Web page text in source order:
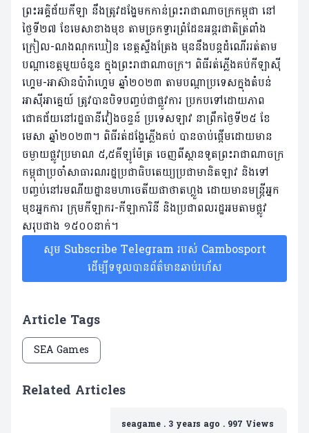
ព្រះអគ្គិជ័យកីឡា នឹងត្រូវដង្ហែមកកាន់ព្រះរាជាណាចក្រកម្ពុជា នៅ
ថ្ងៃទី២៧ ខែមេសាខាងមុខ តាមច្រកទ្វារព្រំដែនអន្តរជាតិត្រពាំង
ក្រៀល-ណងណុកឃៀន ខេត្តស្ទឹងត្រែង មុននឹងបន្តដំណើររត់តាម
បណ្ដាខេត្តមួយចំនួន ក្នុងព្រះរាជាណាចក្រ។ ពិធីរត់ភ្លើងគប់កីឡាស៊ី
ហ្គេម-អាស៊ានប៉ារ៉ាហ្គេម ឆ្នាំ២០២៣ តាមបណ្ដាប្រទេសក្នុងតំបន់
អាស៊ីអាគ្នេយ៍ ត្រូវបានបិទបញ្ចប់ជាផ្លូវការ ប្រកបទៅដោយភាព
ជោគជ័យនៅរដ្ឋធានីវៀងចន្ទន៍ ប្រទេសឡាវ នាព្រឹកថ្ងៃទី២៥ ខែ
មេសា ឆ្នាំ២០២៣។ ពិធីរត់ដង្ហែភ្លើងគប់ បានចាប់ផ្ដើមដោយមាន
ចម្ងាយផ្លូវប្រមាណ ៥,៥គីឡូម៉ែត្រ ចេញពីស្ថានទូតព្រះរាជាណាចក្រ
កម្ពុជាប្រចាំសាធារណរដ្ឋប្រជាធិបតេយ្យប្រជាមានិតឡាវ និងទៅ
បញ្ចប់នៅរមណីយដ្ឋានមហាចេតីយផាថាតហ្លួង ដោយមានមន្ត្រីអ្នក
មុខអ្នកការ ក្រុមកីឡាករ-កីឡាការិនី និងប្រជាពលរដ្ឋអមតាមផ្លូវ
សរុបជាង ១៥០០នាក់។
សូម Subscribe Telegram របស់ Cambosport
ដើម្បីទទួលបានព័ត៌មានឆាប់រហ័ស
Article Tags
SEA Games
Related Articles
seagame . 3 years ago . 997 Views